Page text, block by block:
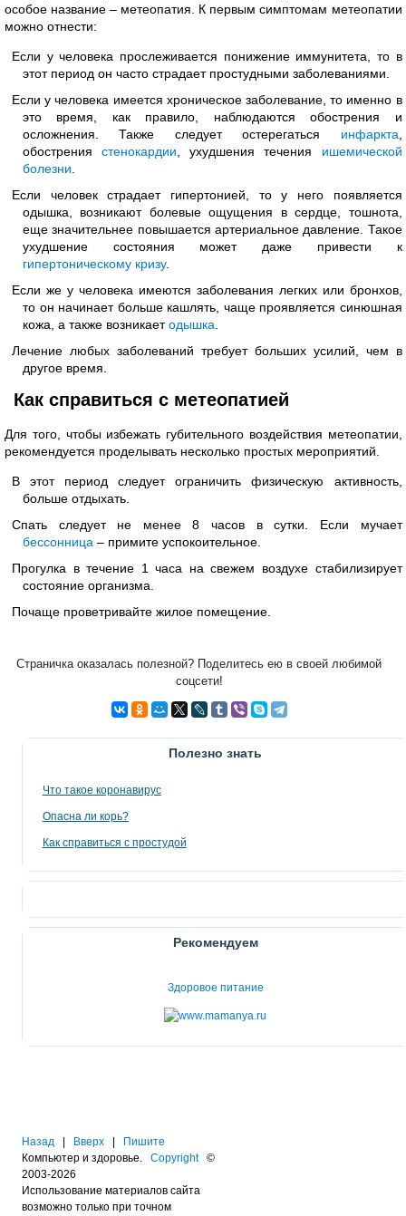
особое название – метеопатия. К первым симптомам метеопатии
можно отнести:
Если у человека прослеживается понижение иммунитета, то в
этот период он часто страдает простудными заболеваниями.
Если у человека имеется хроническое заболевание, то именно в
это время, как правило, наблюдаются обострения и
осложнения. Также следует остерегаться инфаркта
обострениястенокардии , ухудшения течения ишемической
болезни
Если человек страдает гипертонией, то у него появляется
одышка, возникают болевые ощущения в сердце, тошнота,
еще значительнее повышается артериальное давление. Такое
ухудшение состояния может даже привести к
гипертоническому кризу.
Если же у человека имеются заболевания легких или бронхов,
то он начинает больше кашлять, чаще проявляется синюшная
кожа, а также возникаетодышка
Лечение любых заболеваний требует больших усилий, чем в
другое время.
Как справиться с метеопатией
Для того, чтобы избежать губительного воздействия метеопатии,
рекомендуется проделывать несколько простых мероприятий.
В этот период следует ограничить физическую активность,
больше отдыхать.
Спать следует не менее 8 часов в сутки. Если мучает
бессонница – примите успокоительное.
Прогулка в течение 1 часа на свежем воздухе стабилизирует
состояние организма.
Почаще проветривайте жилое помещение.
Страничка оказалась полезной? Поделитесь ею в своей любимой
соцсети!
Полезно знать
Что такое коронавирус
Опасна ли корь?
Как справиться с простудой
Рекомендуем
Здоровое питание
Назад Вверх
Пишите
Компьютер и здоровье. Copyright©
2003-2026
Использование материалов сайта
возможно только при точном